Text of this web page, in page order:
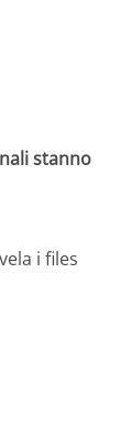
stanno
i files